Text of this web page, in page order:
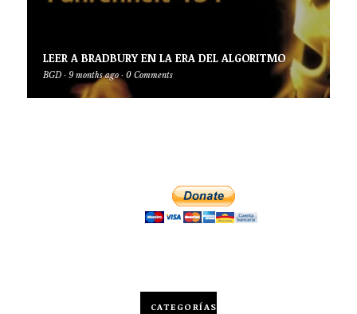
LEER A BRADBURY EN LA ERA DEL ALGORITMO
BGD · 9 months ago · 0 Comments
CATEGORÍAS